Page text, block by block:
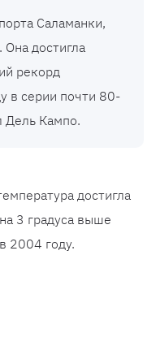
Саламанки,
достигла
рекорд
в серии почти 80-
Дель Кампо.
достигла
3 градуса выше
2004 году.